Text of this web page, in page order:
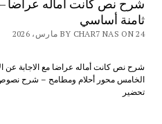
شرح نص كانت أماله عراضا –
ثامنة أساسي
BY CHAR7 NAS ON 24 مارس، 2026
تحضير